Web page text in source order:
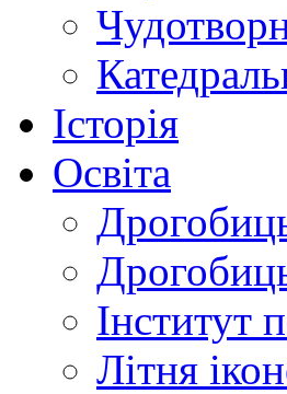
Історія
Освіта
Інститут
Літня